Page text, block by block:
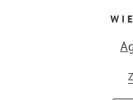
W I